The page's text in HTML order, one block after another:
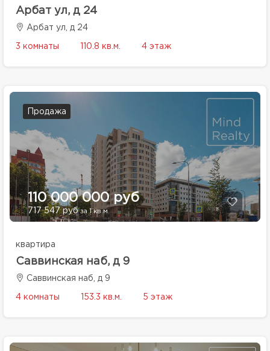
Арбат ул, д 24
Арбат ул, д 24
3 комнаты 110.8 кв.м. 4 этаж
Продажа
110 000 000 руб
717 547 рубза 1 кв.м.
квартира
Саввинская наб, д 9
Саввинская наб, д 9
4 комнаты 153.3 кв.м. 5 этаж